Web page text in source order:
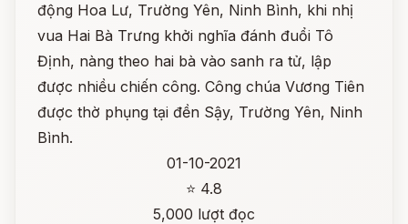
động Hoa Lư, Trường Yên, Ninh Bình, khi nhị
vua Hai Bà Trưng khởi nghĩa đánh đuổi Tô
Định, nàng theo hai bà vào sanh ra tử, lập
được nhiều chiến công. Công chúa Vương Tiên
được thờ phụng tại đền Sậy, Trường Yên, Ninh
Bình.
01-10-2021
⭐ 4.8
5,000 lượt đọc